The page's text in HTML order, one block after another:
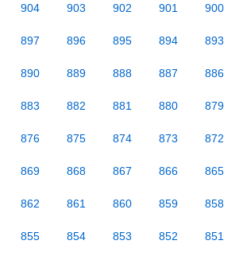
904 903 902 901 900
897 896 895 894 893
890 889 888 887 886
883 882 881 880 879
876 875 874 873 872
869 868 867 866 865
862 861 860 859 858
855 854 853 852 851